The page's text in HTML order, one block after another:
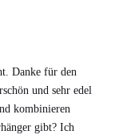
Danke für den
und sehr edel
kombinieren
gibt? Ich